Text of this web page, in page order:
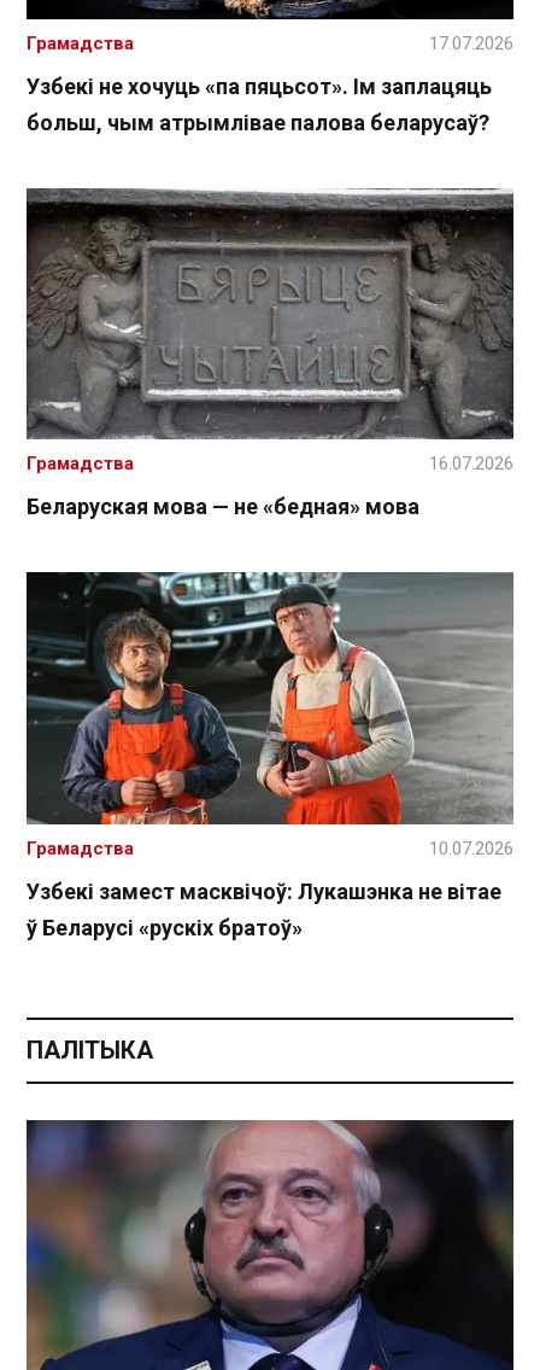
Узбекі не хочуць «па пяцьсот». Ім заплацяць
больш, чым атрымлівае палова беларусаў?
Грамадства 17.07.2026
Беларуская мова — не «бедная» мова
Грамадства 16.07.2026
Узбекі замест масквічоў: Лукашэнка не вітае
ў Беларусі «рускіх братоў»
Грамадства 10.07.2026
ПАЛІТЫКА